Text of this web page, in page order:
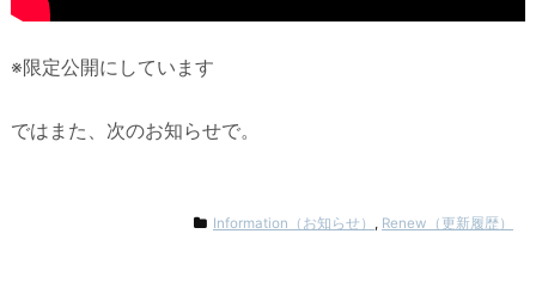
※限定公開にしています
ではまた、次のお知らせで。
Information（お知らせ） , Renew（更新履歴）